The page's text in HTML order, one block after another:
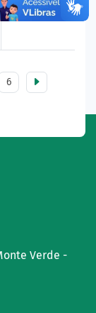
123 vezes
6
Verde -